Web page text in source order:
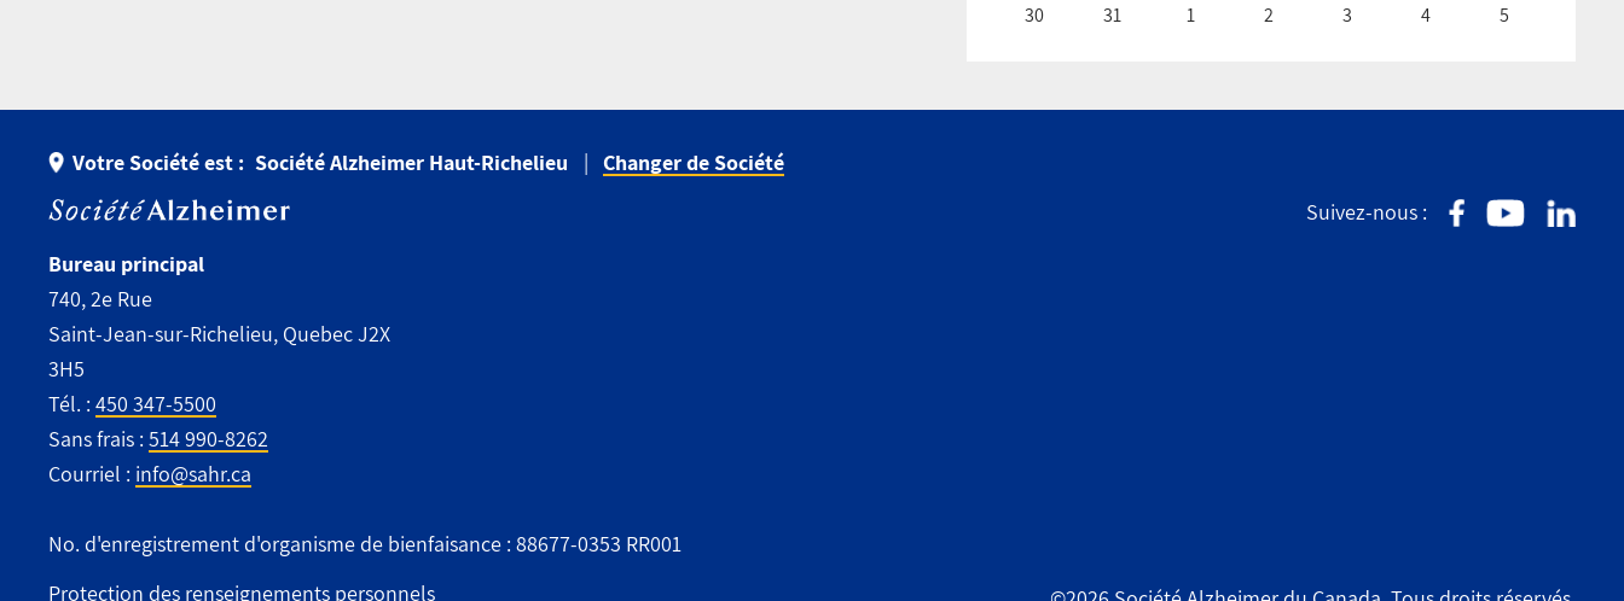
30
31 1 2 3 4 5
Votre Société est : Société Alzheimer Haut-Richelieu
Changer de Société
Suivez-nous :
Bureau principal
740, 2e Rue
Saint-Jean-sur-Richelieu, Quebec J2X
3H5
Tél. : 450 347-5500
Sans frais : 514 990-8262
Courriel : info@sahr.ca
No. d'enregistrement d'organisme de bienfaisance : 88677-0353 RR001
Protection des renseignements personnels